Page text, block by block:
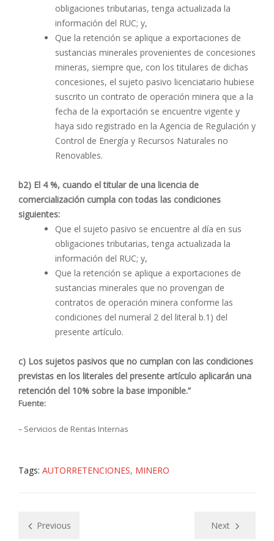
obligaciones tributarias, tenga actualizada la
información del RUC; y,
Que la retención se aplique a exportaciones de
sustancias minerales provenientes de concesiones
mineras, siempre que, con los titulares de dichas
concesiones, el sujeto pasivo licenciatario hubiese
suscrito un contrato de operación minera que a la
fecha de la exportación se encuentre vigente y
haya sido registrado en la Agencia de Regulación y
Control de Energía y Recursos Naturales no
Renovables.
b2) El 4 %, cuando el titular de una licencia de
comercialización cumpla con todas las condiciones
siguientes:
Que el sujeto pasivo se encuentre al día en sus
obligaciones tributarias, tenga actualizada la
información del RUC; y,
Que la retención se aplique a exportaciones de
sustancias minerales que no provengan de
contratos de operación minera conforme las
condiciones del numeral 2 del literal b.1) del
presente artículo.
c) Los sujetos pasivos que no cumplan con las condiciones
previstas en los literales del presente artículo aplicarán una
retención del 10% sobre la base imponible.”
Fuente:
– Servicios de Rentas Internas
Tags: AUTORRETENCIONES, MINERO
Previous Next